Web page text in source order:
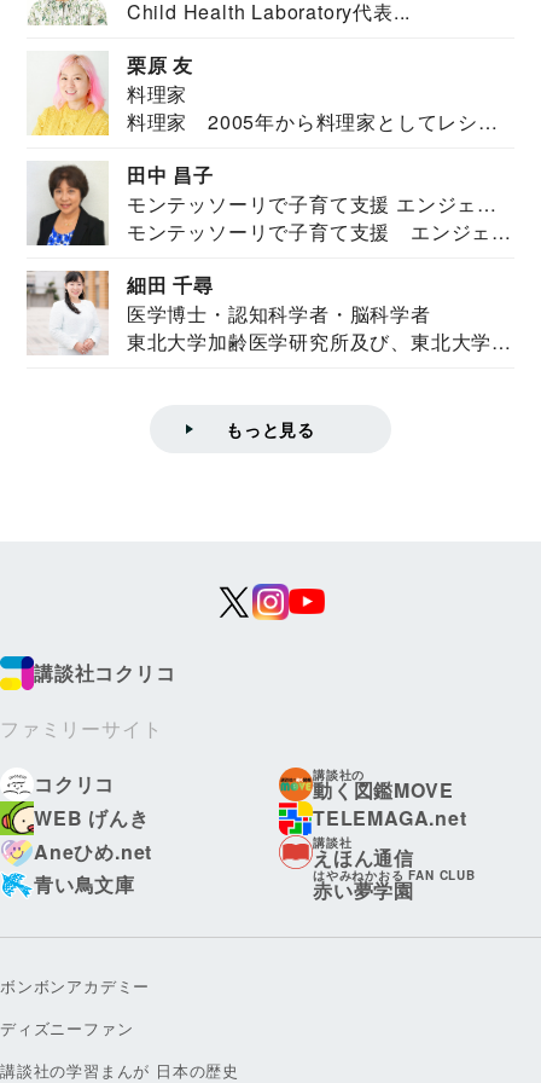
Child Health Laboratory代表...
栗原 友
料理家
料理家 2005年から料理家としてレシピ
田中 昌子
モンテッソーリで子育て支援 エンジェル
ズハウス研究所所長
モンテッソーリで子育て支援 エンジェル
細田 千尋
医学博士・認知科学者・脳科学者
東北大学加齢医学研究所及び、東北大学大
もっと見る
講談社コクリコ
ファミリーサイト
コクリコ
講談社の
動く図鑑MOVE
WEB げんき
TELEMAGA.net
Aneひめ.net
講談社
えほん通信
青い鳥文庫
はやみねかおる FAN CLUB
赤い夢学園
ボンボンアカデミー
ディズニーファン
講談社の学習まんが 日本の歴史